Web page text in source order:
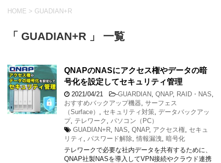
HOME > GUADIAN+R
「 GUADIAN+R 」 一覧
QNAPのNASにアクセス権やデータの暗
号化を設定してセキュリティ管理
2021/04/21 -GUARDIAN QNAP, RAID・NAS
おすすめバックアップ機器 サーフェス
（Surface）
セキュリティ対策 データバックアッ
プ, テレワーク
パソコン（PC）
GUADIAN+R
NAS QNAP, アクセス権 セキュ
リティ
パスワード解除 情報漏洩
暗号化
テレワークで必要な社内データを共有するために、
QNAP社製NASを導入してVPN接続やクラウド連携